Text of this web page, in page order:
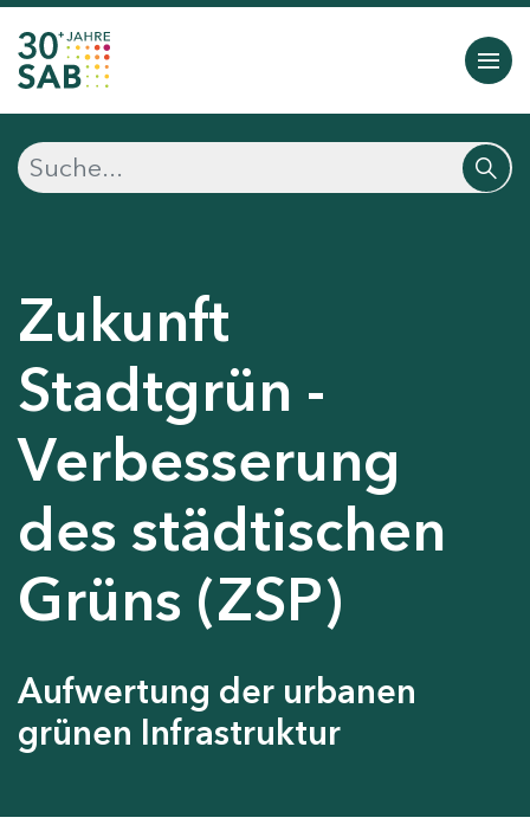
Zukunft
Stadtgrün -
Verbesserung
des städtischen
Grüns (ZSP)
Aufwertung der urbanen
grünen Infrastruktur